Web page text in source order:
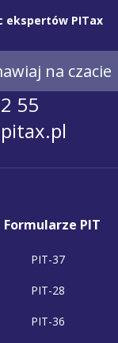
ekspertów PITax
na czacie
55
Formularze PIT
PIT-37
PIT-28
PIT-36